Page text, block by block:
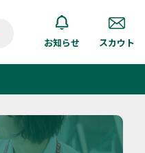
お知らせ スカウト